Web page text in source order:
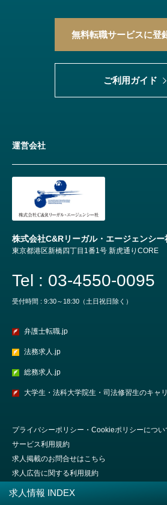
求人情報 INDEX
無料転職サービスに登
ご利用ガイド
弁護士転職.jp
法務求人.jp
総務求人.jp
大学生・法科大学院生・司法修習生のキャ
運営会社
株式会社C&Rリーガル・エージェンシー
東京都港区新橋四丁目1番1号 新虎通りCORE
Tel : 03-4550-0095
受付時間 : 9:30～18:30（土日祝日除く）
プライバシーポリシー・Cookieポリシーについ
サービス利用規約
求人掲載のお問合せはこちら
求人広告に関する利用規約
会社概要